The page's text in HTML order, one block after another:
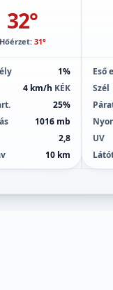
32°
Hőérzet: 31°
1%
4 km/h KÉK
25%
1016 mb
2,8
10 km
Eső
Szél
UV